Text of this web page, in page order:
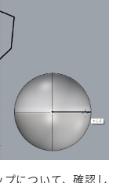
について、確認し